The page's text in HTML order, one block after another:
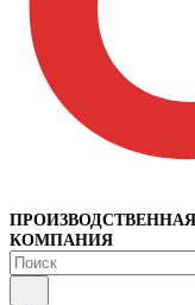
ПРОИЗВОДСТВЕННАЯ
КОМПАНИЯ